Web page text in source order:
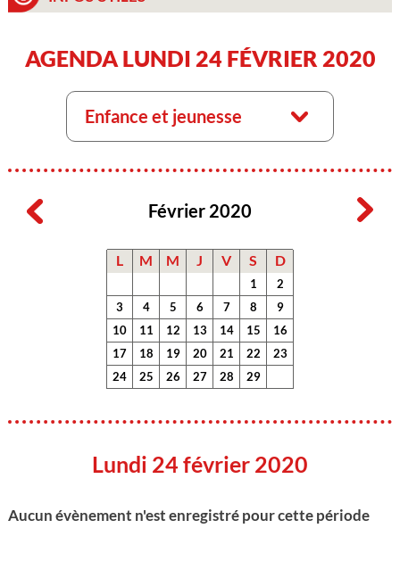
AGENDA LUNDI 24 FÉVRIER 2020
Enfance et jeunesse
Février 2020
L M M J V S D
1
2
3
4 5 6 7 8
9
10
11 12 13 14 15
16
17
18 19 20 21 22
23
24
25 26 27 28 29
Lundi 24 février 2020
Aucun évènement n'est enregistré pour cette période